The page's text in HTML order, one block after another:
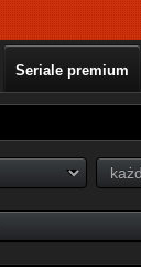
Seriale premium